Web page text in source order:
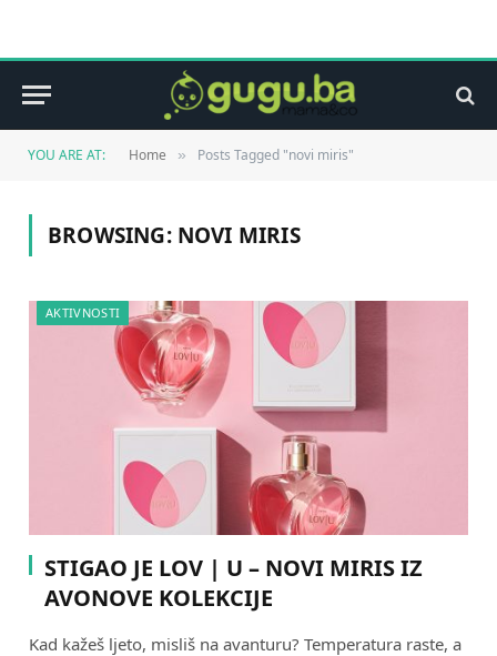
YOU ARE AT: Home » Posts Tagged "novi miris"
BROWSING: NOVI MIRIS
AKTIVNOSTI
STIGAO JE LOV | U – NOVI MIRIS IZ
AVONOVE KOLEKCIJE
Kad kažeš ljeto, misliš na avanturu? Temperatura raste, a